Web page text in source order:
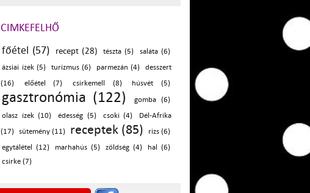
CIMKEFELHŐ
főétel (57)
recept (28) tészta (5)
saláta (6)
ázsiai ízek (5)
turizmus (6) parmezán (4)
desszert
(16)
előétel (7) csirkemell (8) húsvét (5)
gasztronómia (122)
gomba (6)
olasz ízek (10)
édesség (5) csoki (4)
Dél-Afrika
(17)
sütemény (11) receptek (85)
rizs (6)
egytálétel (12)
marhahús (5) zöldség (4)
hal (6)
csirke (7)